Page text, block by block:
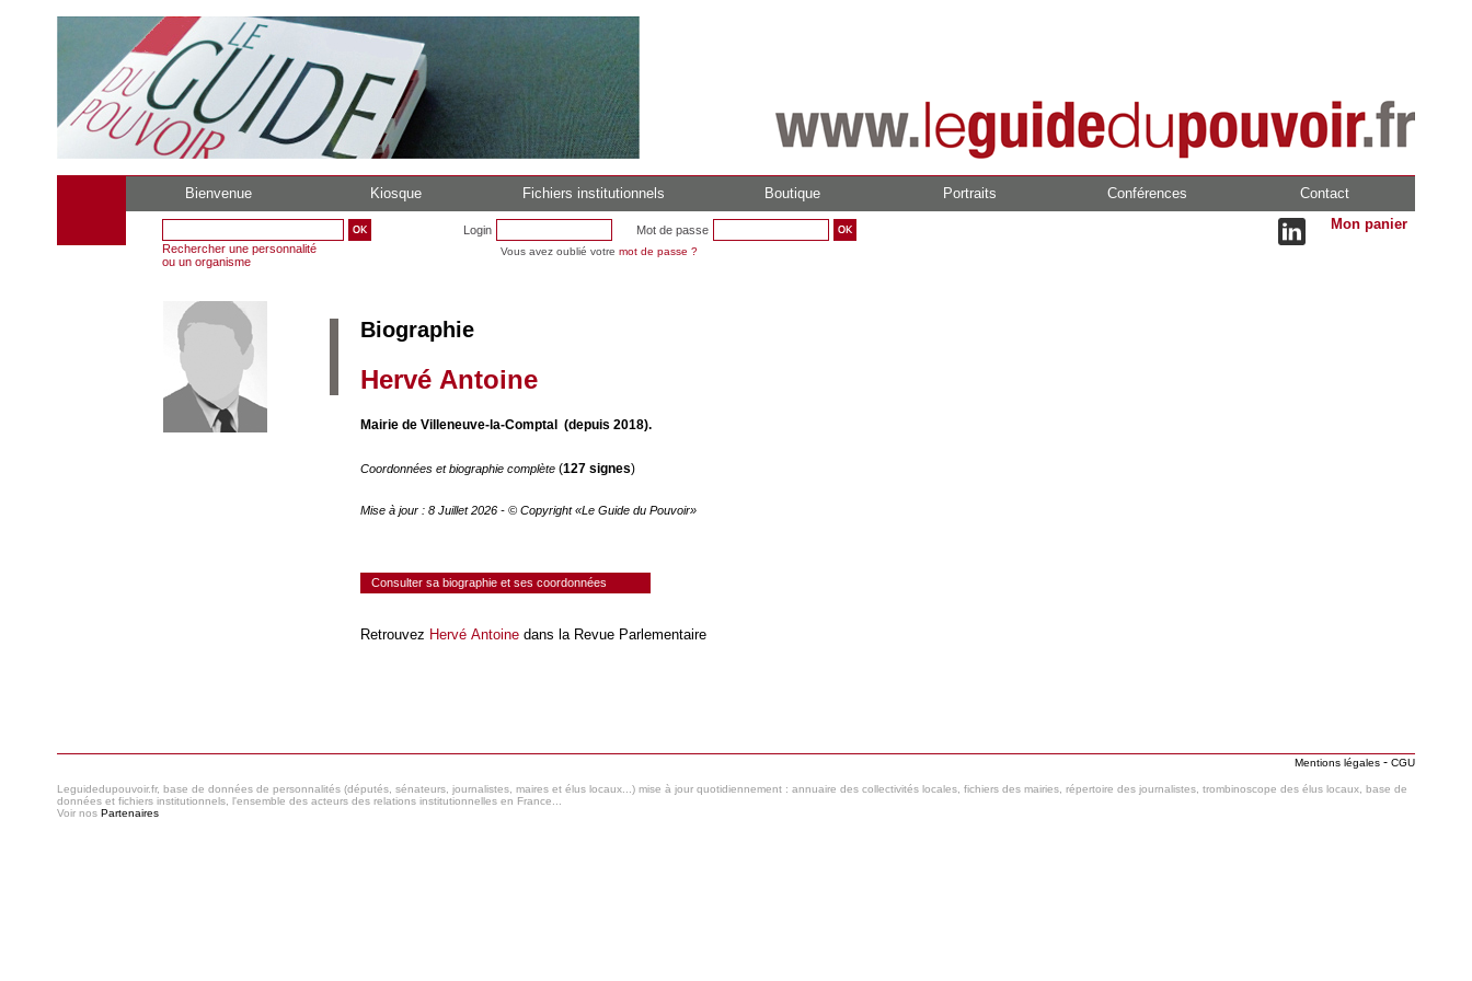
Bienvenue Kiosque Fichiers institutionnels Boutique Portraits Conférences Contact
Rechercher une personnalité
ou un organisme
Login Mot de passe
Vous avez oublié votre mot de passe ?
Mon panier
Biographie
Hervé Antoine
Mairie de Villeneuve-la-Comptal (depuis 2018).
Coordonnées et biographie complète (127 signes)
Mise à jour : 8 Juillet 2026 - © Copyright «Le Guide du Pouvoir»
Consulter sa biographie et ses coordonnées
Retrouvez Hervé Antoine dans la Revue Parlementaire
Mentions légales - CGU
Leguidedupouvoir.fr, base de données de personnalités (députés, sénateurs, journalistes, maires et élus locaux...) mise à jour quotidiennement : annuaire des collectivités locales, fichiers des mairies, répertoire des journalistes, trombinoscope des élus locaux, base de
données et fichiers institutionnels, l'ensemble des acteurs des relations institutionnelles en France...
Voir nos Partenaires